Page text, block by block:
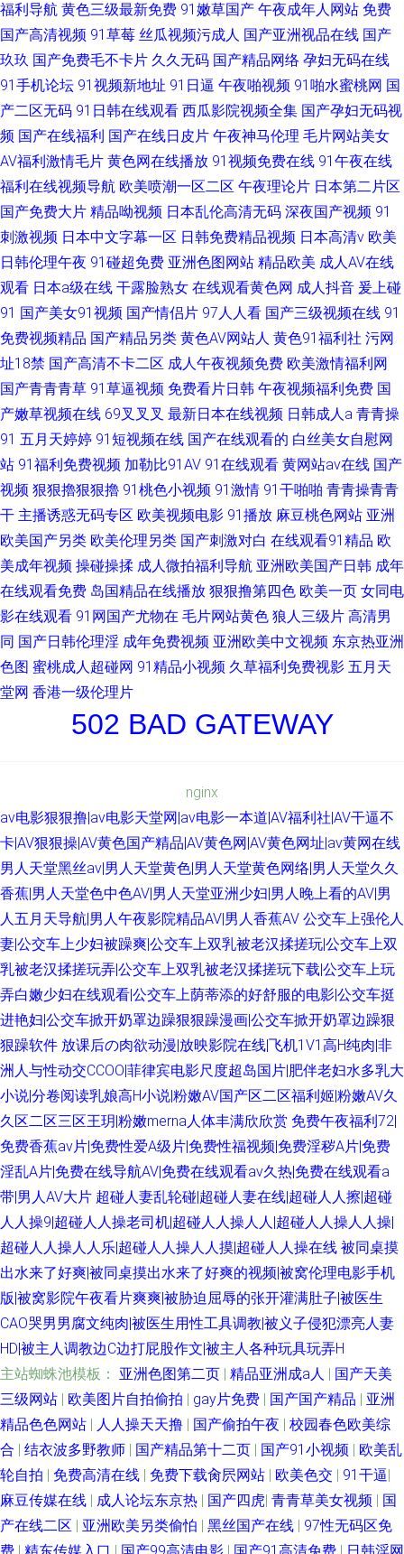
福利导航 黄色三级最新免费 91嫩草国产 午夜成年人网站 免费
国产高清视频 91草莓 丝瓜视频污成人 国产亚洲视品在线 国产
玖玖 国产免费毛不卡片 久久无码 国产精品网络 孕妇无码在线
91手机论坛 91视频新地址 91日逼 午夜啪视频 91啪水蜜桃网 国
产二区无码 91日韩在线观看 西瓜影院视频全集 国产孕妇无码视
频 国产在线福利 国产在线日皮片 午夜神马伦理 毛片网站美女
AV福利激情毛片 黄色网在线播放 91视频免费在线 91午夜在线
福利在线视频导航 欧美喷潮一区二区 午夜理论片 日本第二片区
国产免费大片 精品呦视频 日本乱伦高清无码 深夜国产视频 91
刺激视频 日本中文字幕一区 日韩免费精品视频 日本高清v 欧美
日韩伦理午夜 91碰超免费 亚洲色图网站 精品欧美 成人AV在线
观看 日本a级在线 干露脸熟女 在线观看黄色网 成人抖音 爰上碰
91 国产美女91视频 国产情侣片 97人人看 国产三级视频在线 91
免费视频精品 国产精品另类 黄色AV网站人 黄色91福利社 污网
址18禁 国产高清不卡二区 成人午夜视频免费 欧美激情福利网
国产青青青草 91草逼视频 免费看片日韩 午夜视频福利免费 国
产嫩草视频在线 69叉叉叉 最新日本在线视频 日韩成人a 青青操
91 五月天婷婷 91短视频在线 国产在线观看的 白丝美女自慰网
站 91福利免费视频 加勒比91AV 91在线观看 黄网站av在线 国产
视频 狠狠擼狠狠擼 91桃色小视频 91激情 91干啪啪 青青操青青
干 主播诱惑无码专区 欧美视频电影 91播放 麻豆桃色网站 亚洲
欧美国产另类 欧美伦理另类 国产刺激对白 在线观看91精品 欧
美成年视频 操碰操揉 成人微拍福利导航 亚洲欧美国产日韩 成年
在线观看免费 岛国精品在线播放 狠狠撸第四色 欧美一页 女同电
影在线观看 91网国产尤物在 毛片网站黄色 狼人三级片 高清男
同 国产日韩伦理淫 成年免费视频 亚洲欧美中文视频 东京热亚洲
色图 蜜桃成人超碰网 91精品小视频 久草福利免费视影 五月天
堂网 香港一级伦理片
502 BAD GATEWAY
nginx
av电影狠狠撸|av电影天堂网|av电影一本道|AV福利社|AV干逼不
卡|AV狠狠操|AV黄色国产精品|AV黄色网|AV黄色网址|av黄网在线
男人天堂黑丝av|男人天堂黄色|男人天堂黄色网络|男人天堂久久
香蕉|男人天堂色中色AV|男人天堂亚洲少妇|男人晚上看的AV|男
人五月天导航|男人午夜影院精品AV|男人香蕉AV 公交车上强伦人
妻|公交车上少妇被躁爽|公交车上双乳被老汉揉搓玩|公交车上双
乳被老汉揉搓玩弄|公交车上双乳被老汉揉搓玩下载|公交车上玩
弄白嫩少妇在线观看|公交车上荫蒂添的好舒服的电影|公交车挺
进艳妇|公交车掀开奶罩边躁狠狠躁漫画|公交车掀开奶罩边躁狠
狠躁软件 放课后の肉欲动漫|放映影院在线|飞机1V1高H纯肉|非
洲人与性动交CCOO|菲律宾电影尺度超岛国片|肥伴老妇水多乳大
小说|分卷阅读乳娘高H小说|粉嫩AV国产区二区福利姬|粉嫩AV久
久区二区三区王玥|粉嫩merna人体丰满欣欣赏 免费午夜福利72|
免费香蕉av片|免费性爱A级片|免费性福视频|免费淫秽A片|免费
淫乱A片|免费在线导航AV|免费在线观看av久热|免费在线观看a
带|男人AV大片 超碰人妻乱轮碰|超碰人妻在线|超碰人人擦|超碰
人人操9|超碰人人操老司机|超碰人人操人人|超碰人人操人人操|
超碰人人操人人乐|超碰人人操人人摸|超碰人人操在线 被同桌摸
出水来了好爽|被同桌摸出水来了好爽的视频|被窝伦理电影手机
版|被窝影院午夜看片爽爽|被胁迫屈辱的张开灌满肚子|被医生
CAO哭男男腐文纯肉|被医生用性工具调教|被义子侵犯漂亮人妻
HD|被主人调教边C边打屁股作文|被主人各种玩具玩弄H
主站蜘蛛池模板： 亚洲色图第二页 | 精品亚洲成a人 | 国产天美
三级网站 | 欧美图片自拍偷拍 | gay片免费 | 国产国产精品 | 亚洲
精品色色网站 | 人人操天天撸 | 国产偷拍午夜 | 校园春色欧美综
合 | 结衣波多野教师 | 国产精品第十二页 | 国产91小视频 | 欧美乱
轮自拍 | 免费高清在线 | 免费下载肏屄网站 | 欧美色交 | 91干逼|
麻豆传媒在线 | 成人论坛东京热 | 国产四虎| 青青草美女视频 | 国
产在线二区 | 亚洲欧美另类偷怕 | 黑丝国产在线 | 97性无码区免